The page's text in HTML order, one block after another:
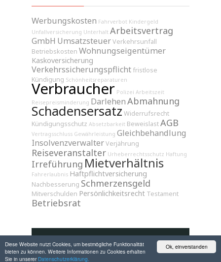
Ok, einverstanden
Diese Website nutzt Cookies, um bestmögliche Funktionalität
bieten zu können. Weitere Informationen zu Cookies erhalten
Sie in unserer Datenschutzerklärung.
Werbungskosten Fahrverbot Kindergeld
Unfallversicherung Unterhalt Arbeitsvertrag
GmbH UmsatzsteuerVerkehrsunfall
Betriebskosten Wohnungseigentümer
Kaskoversicherung
Verkehrssicherungspflicht fristlose
Kündigung Schönheitsreparaturen
Verbraucher Polizei Arbeitszeit
Reisepreisminderung DarlehenAbmahnung
Schadensersatz Widerrufsrecht
Kündigungsschutz Absetzbarkeit BeweislastAGB
Vertragsschluss Gewährleistung Gleichbehandlung
InsolvenzverwalterVerjährung
Reiseveranstalter Urheberrechtsschutz Haftung
Irreführung Mietverhältnis
Fahrerlaubnis Haftpflichtversicherung
Nachbesserung Schmerzensgeld
Mitverschulden Persönlichkeitsrecht Testament
Betriebsrat